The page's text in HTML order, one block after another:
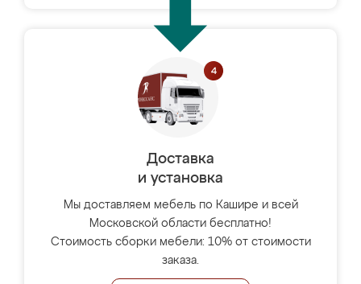
Доставка
и установка
Мы доставляем мебель по Кашире и всей
Московской области бесплатно!
Стоимость сборки мебели: 10% от стоимости
заказа.